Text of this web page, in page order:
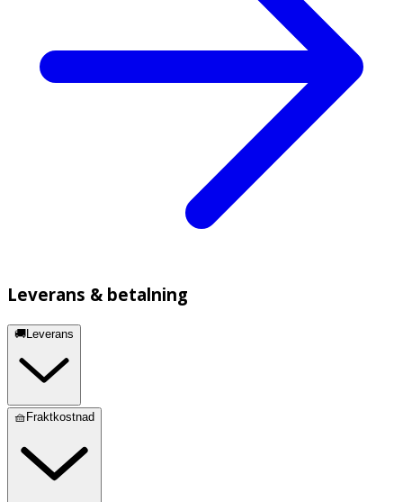
Leverans & betalning
🚚Leverans
🧺Fraktkostnad